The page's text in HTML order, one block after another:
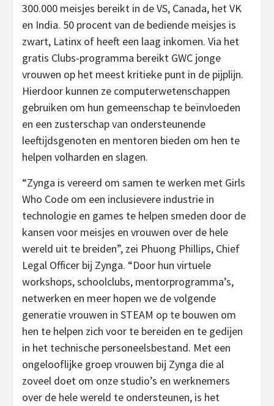
300.000 meisjes bereikt in de VS, Canada, het VK
en India. 50 procent van de bediende meisjes is
zwart, Latinx of heeft een laag inkomen. Via het
gratis Clubs-programma bereikt GWC jonge
vrouwen op het meest kritieke punt in de pijplijn.
Hierdoor kunnen ze computerwetenschappen
gebruiken om hun gemeenschap te beïnvloeden
en een zusterschap van ondersteunende
leeftijdsgenoten en mentoren bieden om hen te
helpen volharden en slagen.
“Zynga is vereerd om samen te werken met Girls
Who Code om een inclusievere industrie in
technologie en games te helpen smeden door de
kansen voor meisjes en vrouwen over de hele
wereld uit te breiden”, zei Phuong Phillips, Chief
Legal Officer bij Zynga. “Door hun virtuele
workshops, schoolclubs, mentorprogramma’s,
netwerken en meer hopen we de volgende
generatie vrouwen in STEAM op te bouwen om
hen te helpen zich voor te bereiden en te gedijen
in het technische personeelsbestand. Met een
ongelooflijke groep vrouwen bij Zynga die al
zoveel doet om onze studio’s en werknemers
over de hele wereld te ondersteunen, is het